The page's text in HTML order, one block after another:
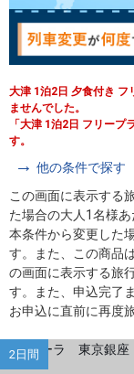
大津 1泊2日 夕食付き フ
ませんでした。
「大津 1泊2日 フリー
す。
他の条件で探す
この画面に表示する
た場合の大人1名様
本条件から変更した
す。また、この商品
の画面に表示する旅
す。また、申込完了
お申込に直前に再度
2日間